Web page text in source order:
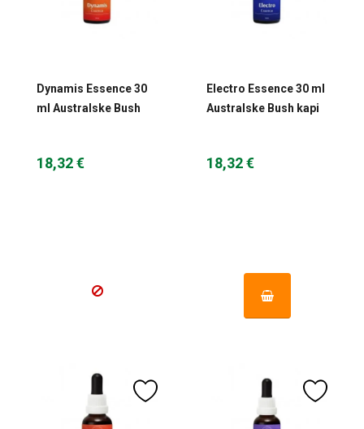
Dynamis Essence 30
ml Australske Bush
18,32 €
Electro Essence 30 ml
Australske Bush kapi
18,32 €